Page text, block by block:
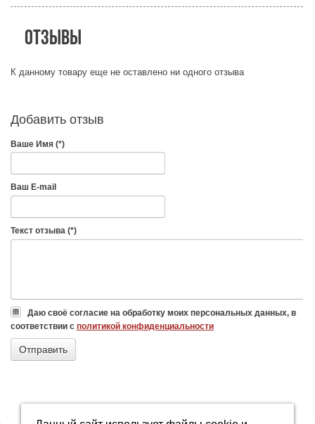
Отзывы
К данному товару еще не оставлено ни одного отзыва
Добавить отзыв
Ваше Имя (*)
Ваш E-mail
Текст отзыва (*)
Даю своё согласие на обработку моих персональных данных, в
соответствии с политикой конфиденциальности